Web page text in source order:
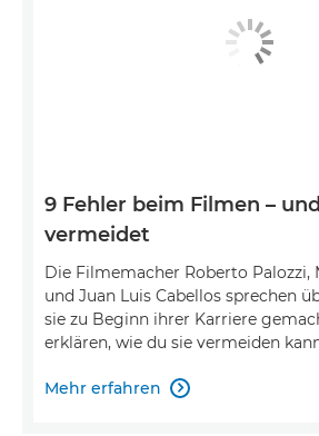
9 Fehler beim Filmen –
vermeidet
Die Filmemacher Roberto Palozzi,
und Juan Luis Cabellos sprechen
sie zu Beginn ihrer Karriere
erklären, wie du sie vermeiden
Mehr erfahren 